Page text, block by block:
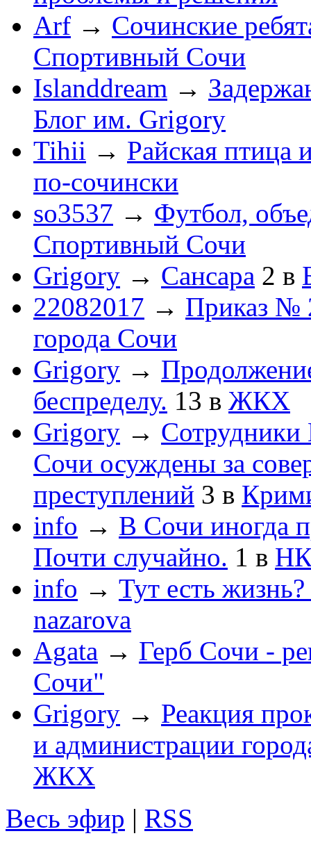
Arf → Сочинские
Спортивный Сочи
Islanddream →
Блог им. Grigory
Tihii → Райская птица
по-cочински
so3537 → Футбол,
Спортивный Сочи
Grigory → Сансара 2 в
22082017 → Приказ №
города Сочи
Grigory →
беспределу. 13 в ЖКХ
Grigory →
Сочи осуждены за
преступлений 3 в
info → В Сочи иногда
Почти случайно. 1 в
info → Тут есть
nazarova
Agata → Герб Сочи -
Сочи"
Grigory → Реакция
и администрации
ЖКХ
Весь эфир | RSS